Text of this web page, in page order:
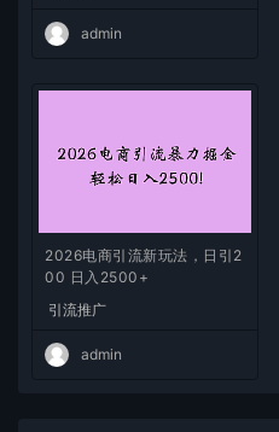
admin
2026电商引流新玩法，日引2
00 日入2500+
引流推广
admin